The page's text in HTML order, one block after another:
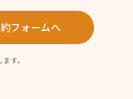
フォームへ
す。